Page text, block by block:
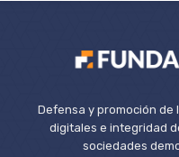
Defensa y promoción de
digitales e integridad
sociedades